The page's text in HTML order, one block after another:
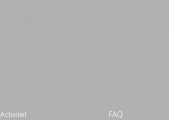
Activiteit
FAQ